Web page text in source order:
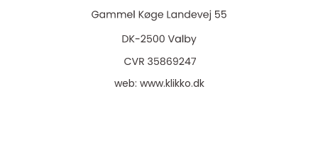
web: www.klikko.dk